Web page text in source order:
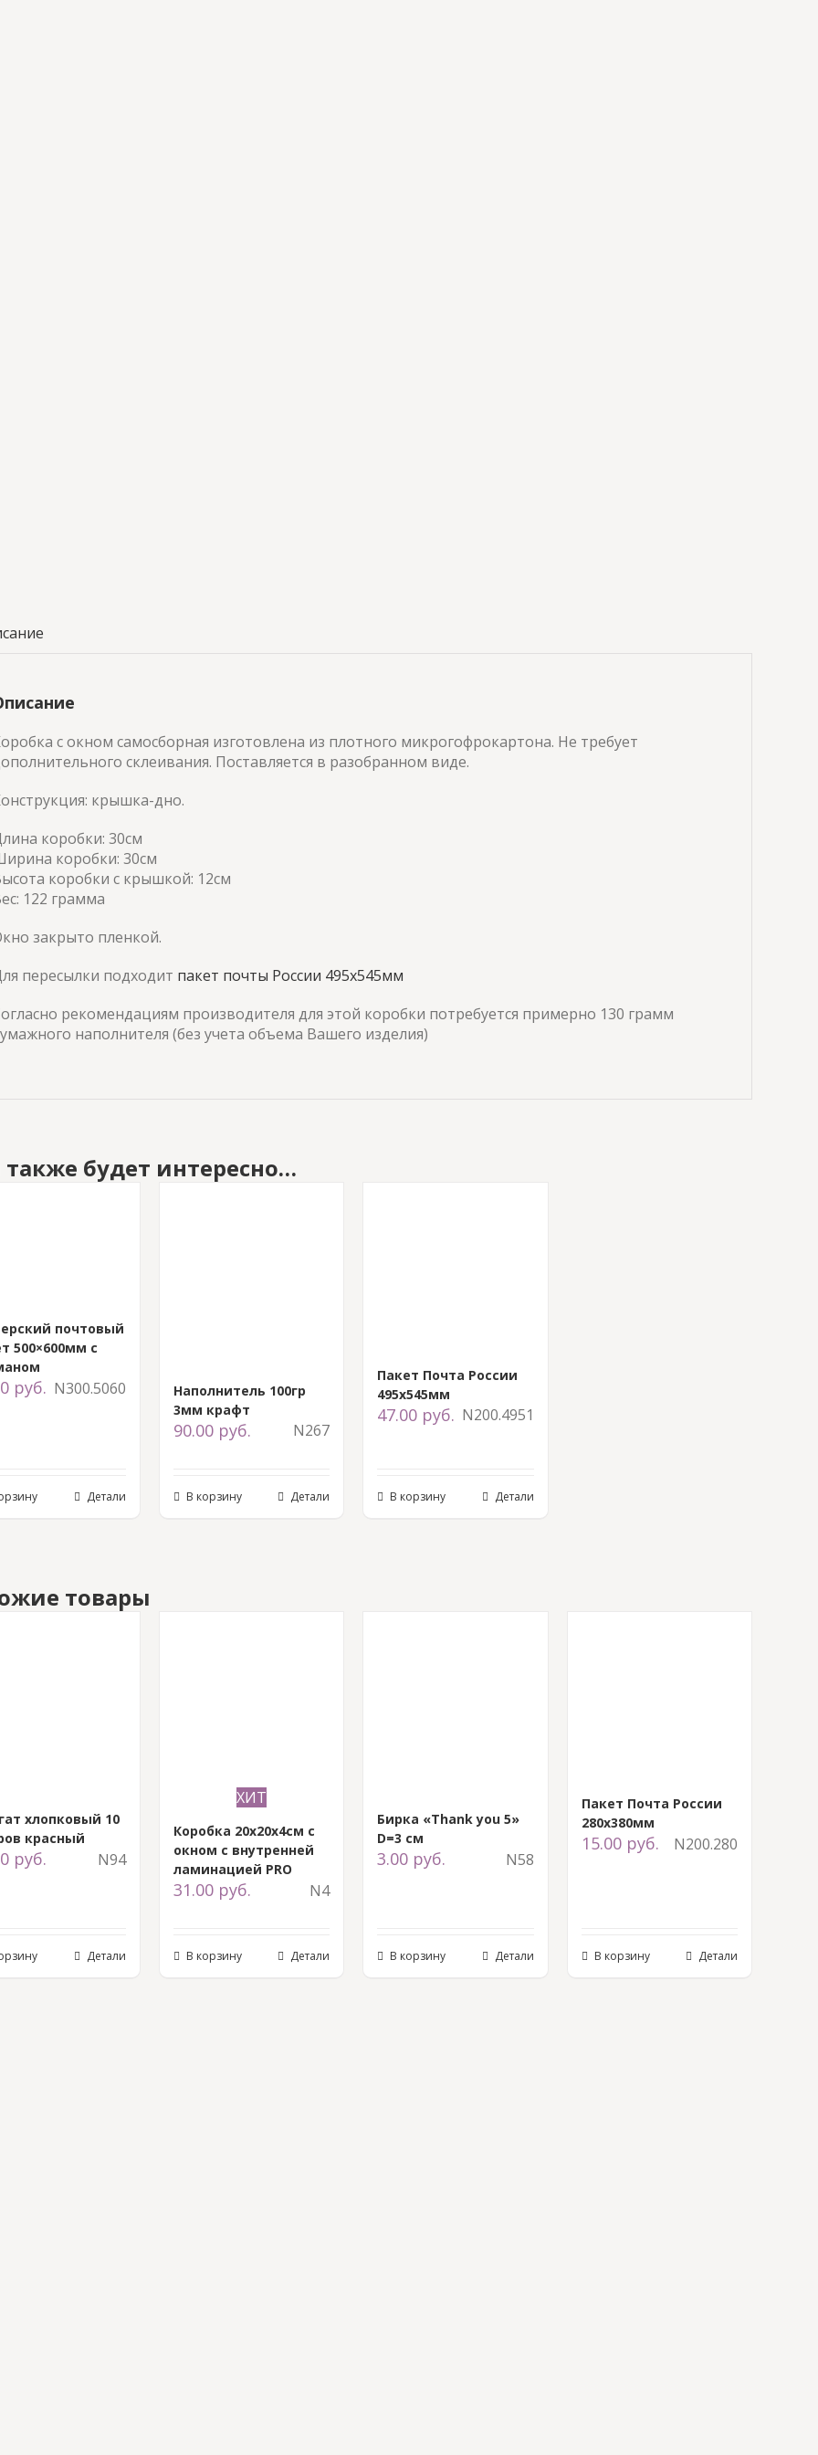
с окном самосборная изготовлена из плотного микрогофрокартона. Не требует
склеивания. Поставляется в разобранном виде.
крышка-дно.
коробки: 30см
коробки: 30см
коробки с крышкой: 12см
122 грамма
закрыто пленкой.
пересылки подходит пакет почты России 495х545мм
рекомендациям производителя для этой коробки потребуется примерно 130 грамм
наполнителя (без учета объема Вашего изделия)
будет интересно…
почтовый
500×600мм с
руб. N300.5060
Детали
Наполнитель 100гр
3мм крафт
90.00 руб. N267
В корзину Детали
Пакет Почта России
495х545мм
47.00 руб. N200.4951
В корзину Детали
товары
хлопковый 10
красный
руб. N94
Детали
ХИТ
Коробка 20x20x4см с
окном с внутренней
ламинацией PRO
31.00 руб. N4
В корзину Детали
Бирка «Thank you 5»
D=3 см
3.00 руб. N58
В корзину Детали
Пакет Почта России
280х380мм
15.00 руб. N200.280
В корзину Детали